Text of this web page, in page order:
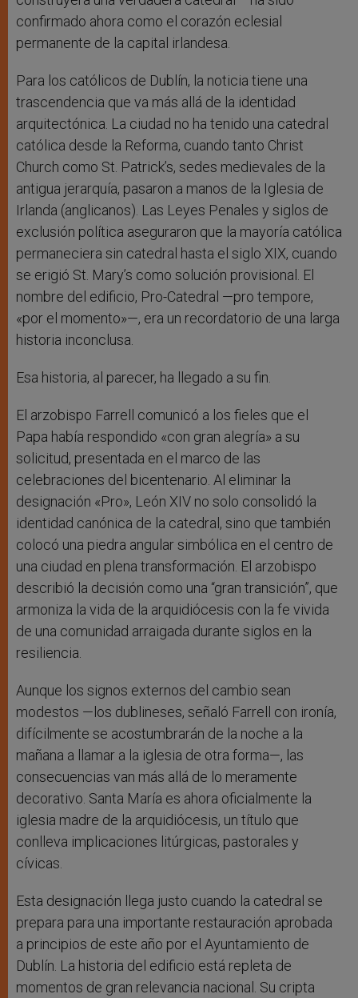
confirmado ahora como el corazón eclesial
permanente de la capital irlandesa.
Para los católicos de Dublín, la noticia tiene una
trascendencia que va más allá de la identidad
arquitectónica. La ciudad no ha tenido una catedral
católica desde la Reforma, cuando tanto Christ
Church como St. Patrick’s, sedes medievales de la
antigua jerarquía, pasaron a manos de la Iglesia de
Irlanda (anglicanos). Las Leyes Penales y siglos de
exclusión política aseguraron que la mayoría católica
permaneciera sin catedral hasta el siglo XIX, cuando
se erigió St. Mary’s como solución provisional. El
nombre del edificio, Pro-Catedral —pro tempore,
«por el momento»—, era un recordatorio de una larga
historia inconclusa.
Esa historia, al parecer, ha llegado a su fin.
El arzobispo Farrell comunicó a los fieles que el
Papa había respondido «con gran alegría» a su
solicitud, presentada en el marco de las
celebraciones del bicentenario. Al eliminar la
designación «Pro», León XIV no solo consolidó la
identidad canónica de la catedral, sino que también
colocó una piedra angular simbólica en el centro de
una ciudad en plena transformación. El arzobispo
describió la decisión como una “gran transición”, que
armoniza la vida de la arquidiócesis con la fe vivida
de una comunidad arraigada durante siglos en la
resiliencia.
Aunque los signos externos del cambio sean
modestos —los dublineses, señaló Farrell con ironía,
difícilmente se acostumbrarán de la noche a la
mañana a llamar a la iglesia de otra forma—, las
consecuencias van más allá de lo meramente
decorativo. Santa María es ahora oficialmente la
iglesia madre de la arquidiócesis, un título que
conlleva implicaciones litúrgicas, pastorales y
cívicas.
Esta designación llega justo cuando la catedral se
prepara para una importante restauración aprobada
a principios de este año por el Ayuntamiento de
Dublín. La historia del edificio está repleta de
momentos de gran relevancia nacional. Su cripta